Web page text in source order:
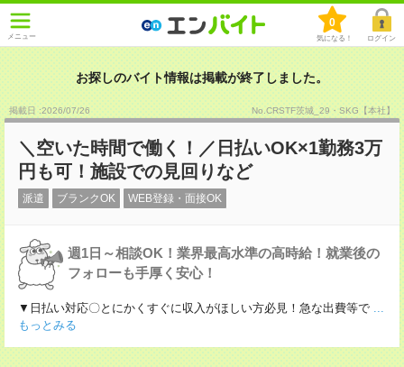
メニュー
0
気になる！ ログイン
お探しのバイト情報は掲載が終了しました。
掲載日 :2026/07/26 No.CRSTF茨城_29・SKG【本社】
＼空いた時間で働く！／日払いOK×1勤務3万
円も可！施設での見回りなど
派遣 ブランクOK WEB登録・面接OK
週1日～相談OK！業界最高水準の高時給！就業後の
フォローも手厚く安心！
▼日払い対応〇とにかくすぐに収入がほしい方必見！急な出費等で ...
もっとみる